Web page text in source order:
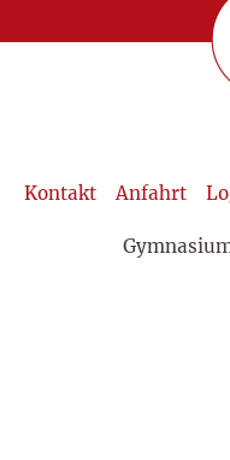
Kontakt Anfahrt